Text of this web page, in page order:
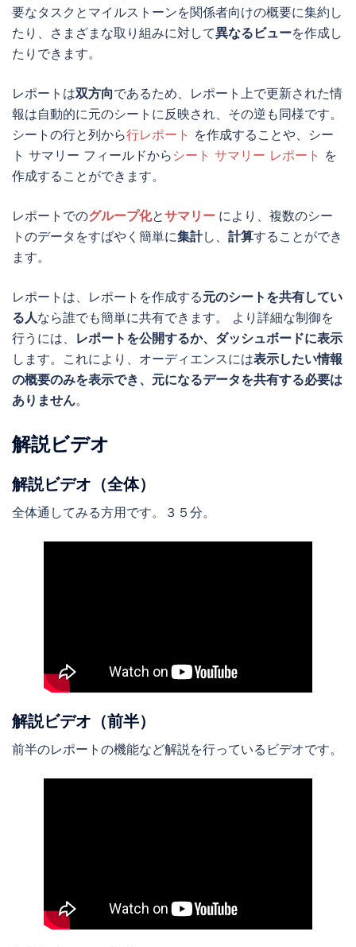
要なタスクとマイルストーンを関係者向けの概要に集約し
たり、さまざまな取り組みに対して異なるビューを作成し
たりできます。
レポートは双方向であるため、レポート上で更新された情
報は自動的に元のシートに反映され、その逆も同様です。
シートの行と列から行レポート を作成することや、シー
ト サマリー フィールドから シート サマリー レポート を
作成することができます。
レポートでのグループ化とサマリー により、複数のシー
トのデータをすばやく簡単に集計し、 計算することができ
ます。
レポートは、レポートを作成する元のシートを共有してい
る人なら誰でも簡単に共有できます。 より詳細な制御を
行うには、 レポートを公開するか、ダッシュボードに表示
します。これにより、オーディエンスには表示したい情報
の概要のみを表示でき、元になるデータを共有する必要は
ありません。
解説ビデオ
解説ビデオ（全体）
全体通してみる方用です。３５分。
解説ビデオ（前半）
前半のレポートの機能など解説を行っているビデオです。